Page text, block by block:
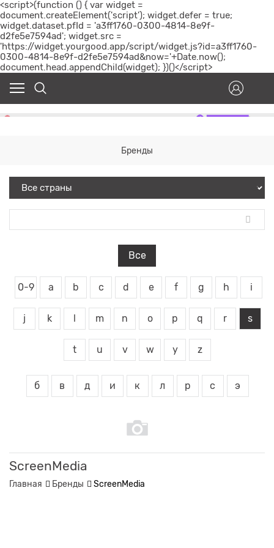
<script>(function () { var widget =
document.createElement('script'); widget.defer = true;
widget.dataset.pfId = 'a3ff1760-0300-4814-8e9f-
d2fe5e7594ad'; widget.src =
'https://widget.yourgood.app/script/widget.js?id=a3ff1760-
0300-4814-8e9f-d2fe5e7594ad&now='+Date.now();
document.head.appendChild(widget); })()</script>
Бренды
Все
0-9 a b c d e f g h i
j k m n o p q r s
t u v w y z
б в д и к л р с э
ScreenMedia
Главная Бренды ScreenMedia